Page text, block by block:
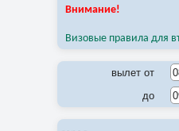
Внимание!
Визовые правила для
вылет от
до